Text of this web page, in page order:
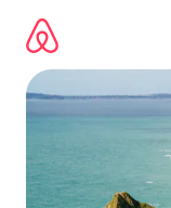
directement
contenu